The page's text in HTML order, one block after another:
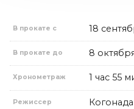
В прокате с 18
В прокате до 8
Хронометраж 1 час 55
Режиссер Когонада